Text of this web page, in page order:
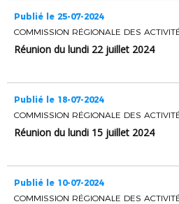
Publié le 25-07-2024
Réunion du lundi 22 juillet 2024
Publié le 18-07-2024
Réunion du lundi 15 juillet 2024
Publié le 10-07-2024